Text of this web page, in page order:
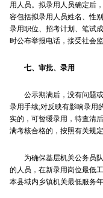
用人员。拟录用人员确定后
容包括拟录用人员姓名、性
录用职位、招考计划、笔试
时公布举报电话，接受社会
七、审批、录用
公示期满后，没有问题或
录用手续;对反映有影响录用
实的，可暂缓录用，待查清
满考核合格的，按照有关规
为确保基层机关公务员队
的人员，在新录用岗位最低
本县域内乡镇机关最低服务